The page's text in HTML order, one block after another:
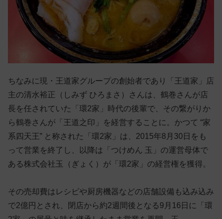
ちなみに現・王道家グループの創始者であり「王道家」店
主の清水裕正（しみず ひろまさ）さんは、鶴巻さんが店
長を任されていた「環2家」時代の後輩で、その繋がりか
ら鶴巻さんが「王道之印」を経営することに。かつて “家
系四天王” と称された「環2家」は、2015年8月30日をも
って営業を終了し、以降は「つけめん 玉」の運営母体で
ある株式会社玉（ぎょく）が「環2家」の経営権を獲得。
その売却費はレシピや厨房機器などの店舗設備も込み込み
で2億円とされ、閉店から約2週間後となる9月16日に「環